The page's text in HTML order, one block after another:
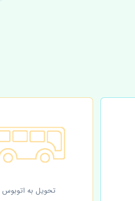
تحویل به اتوبوس